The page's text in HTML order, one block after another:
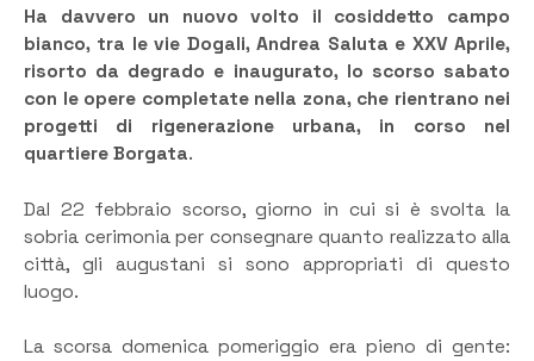
Ha davvero un nuovo volto il cosiddetto campo
bianco, tra le vie Dogali, Andrea Saluta e XXV Aprile,
risorto da degrado e inaugurato, lo scorso sabato
con le opere completate nella zona, che rientrano nei
progetti di rigenerazione urbana, in corso nel
quartiere Borgata.
Dal 22 febbraio scorso, giorno in cui si è svolta la
sobria cerimonia per consegnare quanto realizzato alla
città, gli augustani si sono appropriati di questo
luogo.
La scorsa domenica pomeriggio era pieno di gente: